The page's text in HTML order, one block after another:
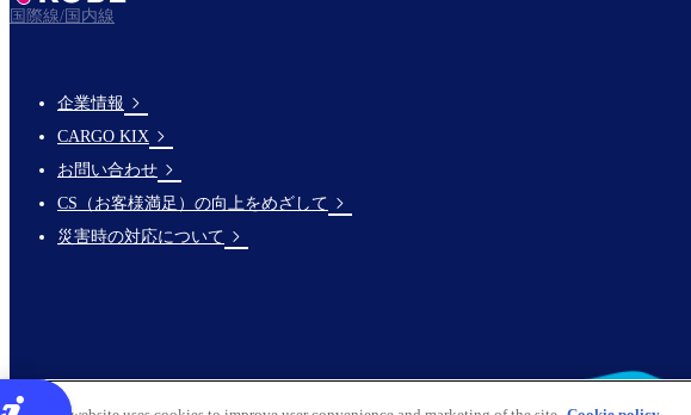
国際線/国内線
Footer
Links
企業情報
CARGO KIX
お問い合わせ
CS（お客様満足）の向上をめざして
災害時の対応について